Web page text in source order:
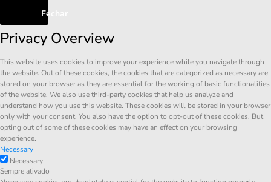
Fechar
Privacy Overview
This website uses cookies to improve your experience while you navigate through
the website. Out of these cookies, the cookies that are categorized as necessary are
stored on your browser as they are essential for the working of basic functionalities
of the website. We also use third-party cookies that help us analyze and
understand how you use this website. These cookies will be stored in your browser
only with your consent. You also have the option to opt-out of these cookies. But
opting out of some of these cookies may have an effect on your browsing
experience.
Necessary
Necessary
Sempre ativado